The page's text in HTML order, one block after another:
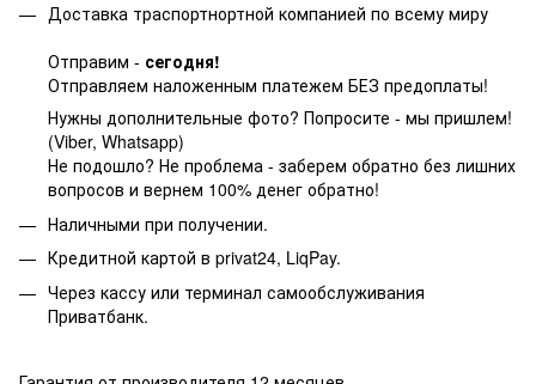
Доставка траспортнортной компанией по всему миру
Отправим - сегодня!
Отправляем наложенным платежем БЕЗ предоплаты!
Нужны дополнительные фото? Попросите - мы пришлем!
(Viber, Whatsapp)
Не подошло? Не проблема - заберем обратно без лишних
вопросов и вернем 100% денег обратно!
Наличными при получении.
Кредитной картой в privat24, LiqPay.
Через кассу или терминал самообслуживания
Приватбанк.